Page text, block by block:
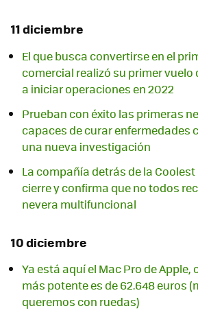
11 diciembre
El que busca convertirse en el
comercial realizó su primer vuelo
a iniciar operaciones en 2022
Prueban con éxito las primeras
capaces de curar enfermedades
una nueva investigación
La compañía detrás de la
cierre y confirma que no todos
nevera multifuncional
10 diciembre
Ya está aquí el Mac Pro de
más potente es de 62.648 euros
queremos con ruedas)